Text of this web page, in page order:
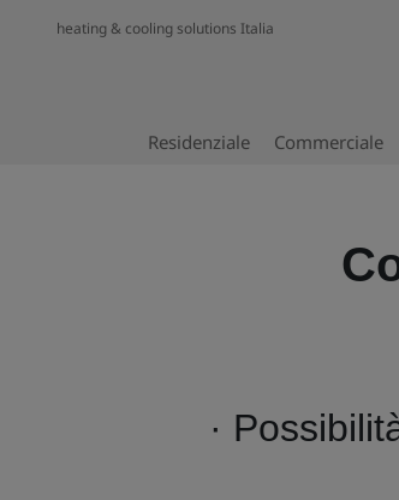
heating & cooling solutions Italia
Residenziale Commerciale
·